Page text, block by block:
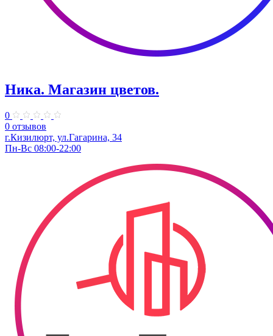
Ника. Магазин цветов.
0
0 отзывов
г.Кизилюрт, ул.Гагарина, 34
Пн-Вс 08:00-22:00